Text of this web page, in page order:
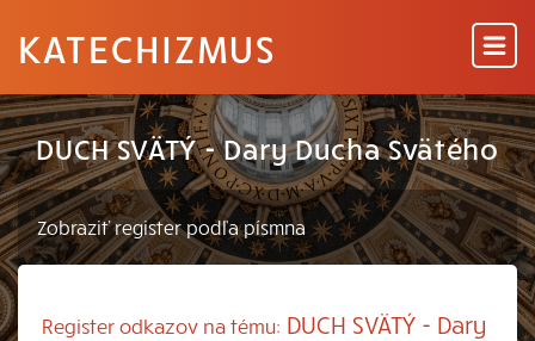
KATECHIZMUS
DUCH SVÄTÝ - Dary Ducha Svätého
Register odkazov na tému: DUCH SVÄTÝ - Dary